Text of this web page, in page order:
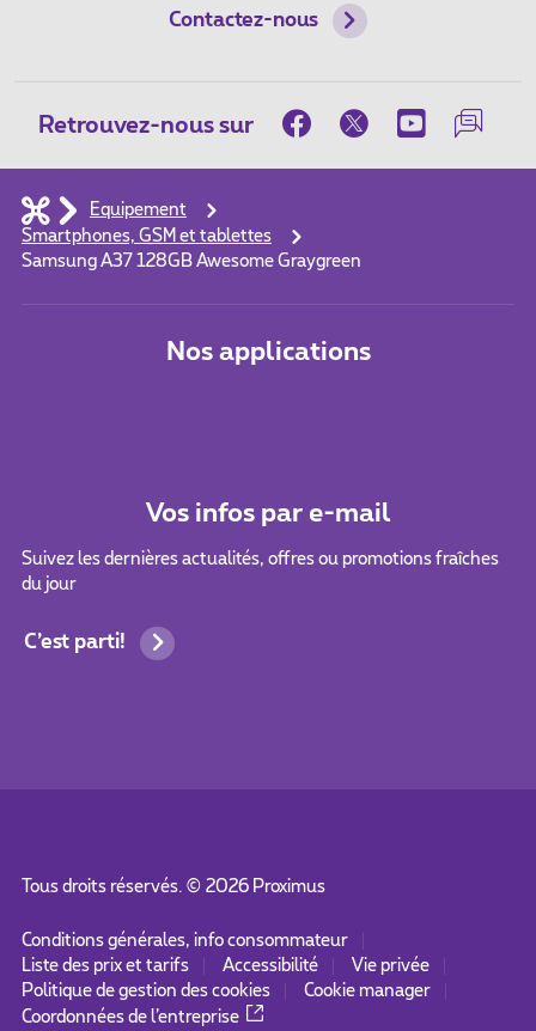
Contactez-nous
Retrouvez-nous sur
Equipement
Smartphones, GSM et tablettes
Samsung A37 128GB Awesome Graygreen
Nos applications
Vos infos par e-mail
Suivez les dernières actualités, offres ou promotions fraîches
du jour
C’est parti!
Tous droits réservés. © 2026Proximus
Conditions générales, info consommateur
Liste des prix et tarifs
Accessibilité
Vie privée
Politique de gestion des cookies
Cookie manager
Coordonnées de l’entreprise